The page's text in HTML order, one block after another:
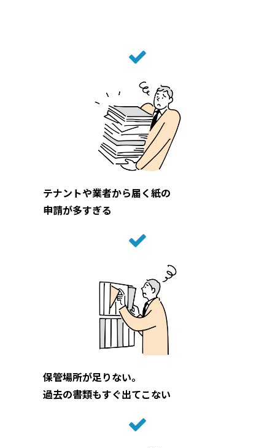
テナントや業者から届く紙の
申請が多すぎる
保管場所が足りない。
過去の書類もすぐ出てこない